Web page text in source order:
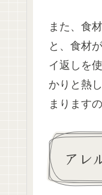
また、食
と、食材
イ返しを
かりと熱
まります
アレ